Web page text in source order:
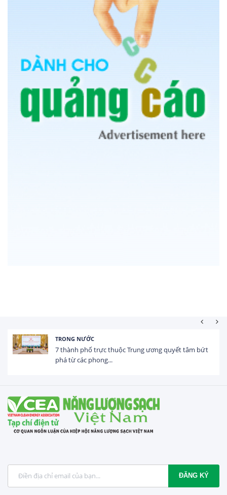
TRONG NƯỚC
7 thành phố trực thuộc Trung ương quyết tâm bứt
phá từ các phong...
ĐĂNG KÝ